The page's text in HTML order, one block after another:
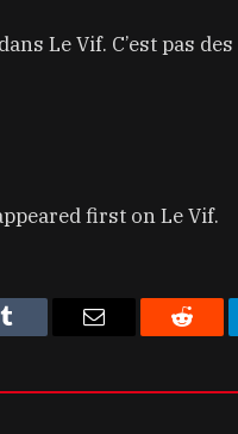
Le Vif. C’est pas
first on Le Vif.
Tumblr Email Reddit